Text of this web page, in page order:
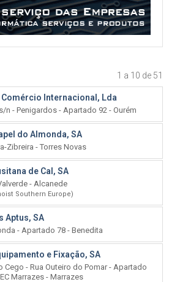
1 a 10 de 51
Internacional, Lda
n - Penigardos - Apartado 92 - Ourém
do Almonda, SA
Zibreira - Torres Novas
de Cal, SA
- Alcanede
Southern Europe)
Aptus, SA
- Apartado 78 - Benedita
e Fixação, SA
Cego - Rua Outeiro do Pomar - Apartado
Marrazes - Marrazes